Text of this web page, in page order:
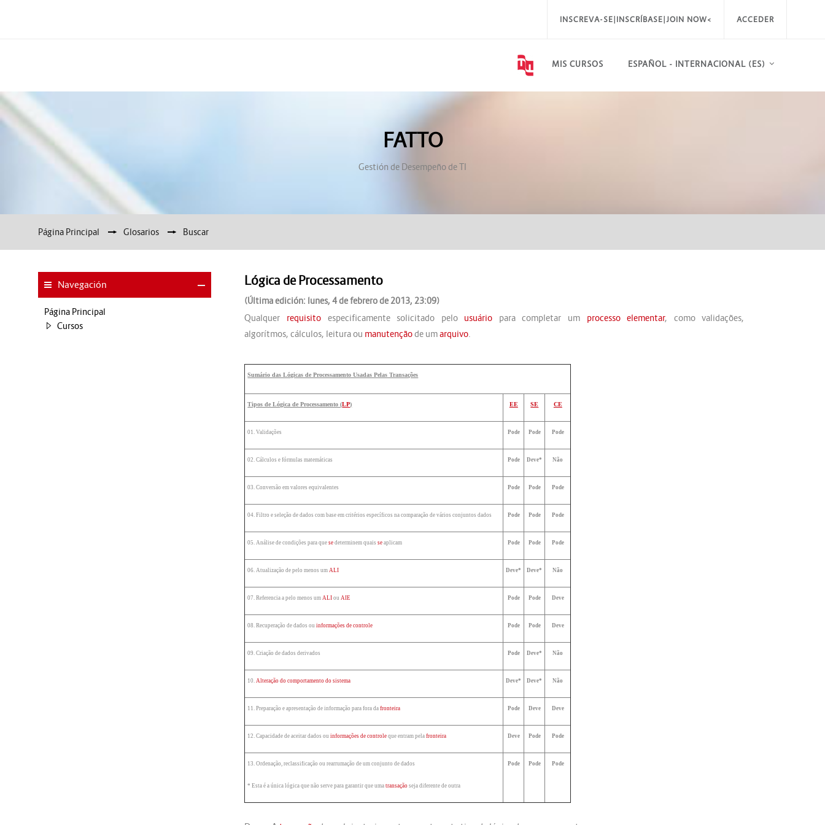
INSCREVA-SE|INSCRÍBASE|JOIN NOW< ACCEDER
MIS CURSOS ESPAÑOL - INTERNACIONAL ‎(ES)‎
FATTO
Gestión de Desempeño de TI
Página Principal ▶︎ Glosarios ▶︎ Buscar
Lógica de Processamento
(Última edición: lunes, 4 de febrero de 2013, 23:09)
Qualquer requisitoespecificamente solicitado pelo usuário para completar um processo elementar, como validações,
algorítmos, cálculos, leitura ou manutençãode umarquivo.
Sumário das Lógicas de Processamento Usadas Pelas Transações
Tipos de Lógica de Processamento (LP) EE SE CE
01. Validações Pode Pode Pode
02. Cálculos e fórmulas matemáticas Pode Deve* Não
03. Conversão em valores equivalentes Pode Pode Pode
04. Filtro e seleção de dados com base em critérios específicos na comparação de vários conjuntos dados Pode Pode Pode
05. Análise de condições para quese determinem quaisse aplicam Pode Pode Pode
06. Atualização de pelo menos umALI Deve* Deve* Não
07. Referencia a pelo menos umALI ouAIE Pode Pode Deve
08. Recuperação de dados ouinformações de controle Pode Pode Deve
09. Criação de dados derivados Pode Deve* Não
10.Alteração do comportamento do sistema Deve* Deve* Não
11. Preparação e apresentação de informação para fora dafronteira Pode Deve Deve
12. Capacidade de aceitar dados ouinformações de controle que entram pelafronteira Deve Pode Pode
13. Ordenação, reclassificação ou rearrumação de um conjunto de dados
* Esta é a única lógica que não serve para garantir que umatransação seja diferente de outra
Pode Pode Pode
Navegación
Página Principal
Cursos